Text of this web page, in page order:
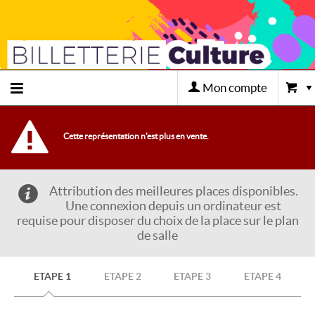
Retour
l'accueil
Mon compte
Cette représentation n'est plus en vente.
Attribution des meilleures places disponibles.
Une connexion depuis un ordinateur est
requise pour disposer du choix de la place sur le plan
de salle
ETAPE 1 ETAPE 2 ETAPE 3 ETAPE 4